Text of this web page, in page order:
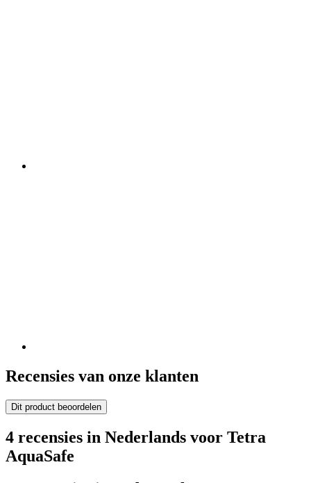
Recensies van onze klanten
Dit product beoordelen
4 recensies in Nederlands voor Tetra
AquaSafe